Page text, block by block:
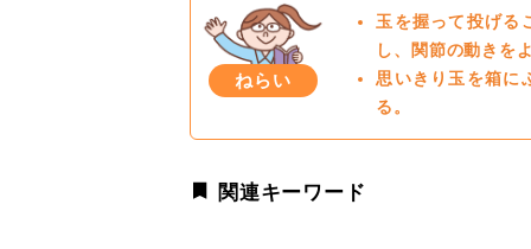
ねらい
玉を握って投げる
し、関節の動きを
思いきり玉を箱に
る。
関連キーワード